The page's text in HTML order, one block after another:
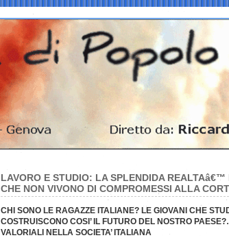
LAVORO E STUDIO: LA SPLENDIDA
CHE NON VIVONO DI COMPROMESSI ALLA
CHI SONO LE RAGAZZE ITALIANE? LE GIOVANI CHE
COSTRUISCONO COSI’ IL FUTURO DEL NOSTRO
VALORIALI NELLA SOCIETA’ ITALIANA